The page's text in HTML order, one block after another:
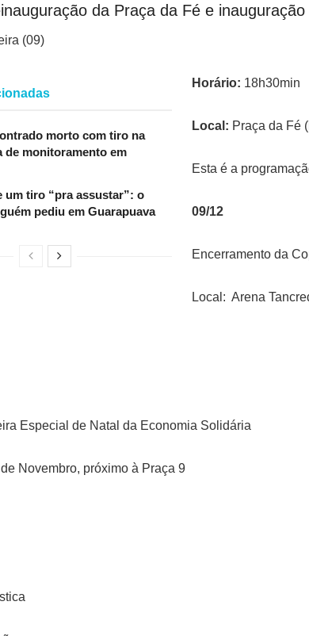
da Praça da Fé e
(09)
morto com tiro na
de monitoramento em
um tiro “pra assustar”: o
pediu em Guarapuava
Horário: 18h30min
Local: Praça da Fé
Esta é a
09/12
Encerramento da
Local: Arena
Especial de Natal da Economia Solidária
Novembro, próximo à Praça 9